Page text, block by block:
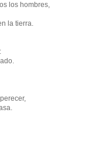
los hombres,
la tierra.